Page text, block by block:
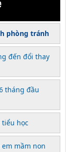
phòng tránh
đến đổi thay
tháng đầu
tiểu học
mầm non